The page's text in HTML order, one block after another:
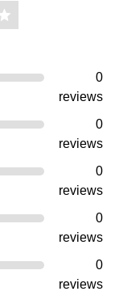
0
reviews
0
reviews
0
reviews
0
reviews
0
reviews